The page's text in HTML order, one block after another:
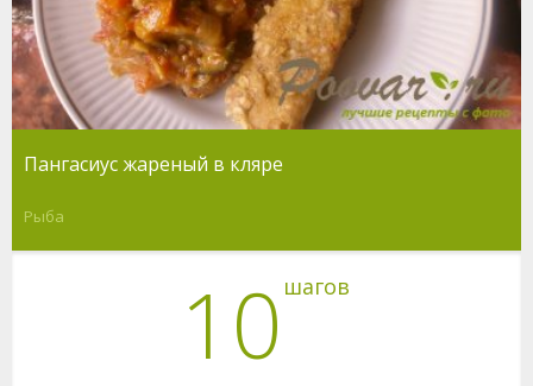
Пангасиус жареный в кляре
Рыба
10 шагов